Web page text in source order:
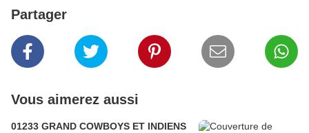
Partager
Vous aimerez aussi
01233 GRAND COWBOYS ET INDIENS